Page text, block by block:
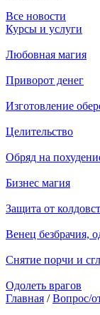
Все новости
Курсы и услуги
Любовная магия
Приворот денег
Изготовление
Целительство
Обряд на
Бизнес магия
Защита от
Венец безбрачия,
Снятие порчи и
Одолеть врагов
Главная /Вопрос/